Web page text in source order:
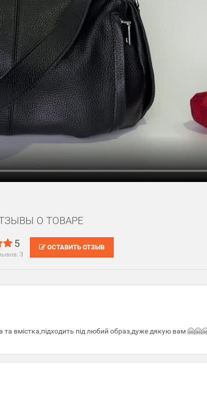
О ТОВАРЕ
5
3
ОСТАВИТЬ ОТЗЫВ
вмістка,підходить під любий образ,дуже дякую вам